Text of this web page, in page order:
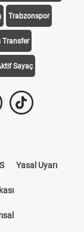
Trabzonspor
Transfer
Sayaç
Yasal Uyarı